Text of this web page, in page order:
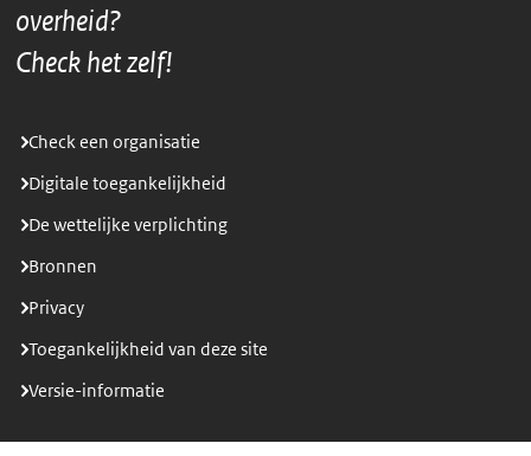
overheid?
Check het zelf!
Check een organisatie
Digitale toegankelijkheid
De wettelijke verplichting
Bronnen
Privacy
Toegankelijkheid van deze site
Versie-informatie